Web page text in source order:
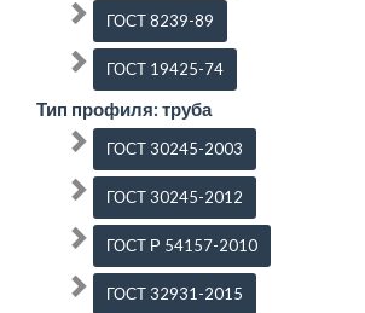
ГОСТ 8239-89
ГОСТ 19425-74
Тип профиля: труба
ГОСТ 30245-2003
ГОСТ 30245-2012
ГОСТ Р 54157-2010
ГОСТ 32931-2015